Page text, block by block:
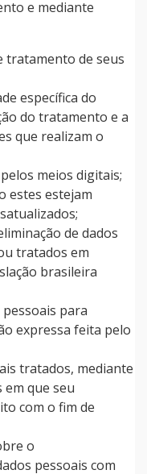
e mediante
tratamento de seus
específica do
do tratamento e a
que realizam o
meios digitais;
estes estejam
de dados
tratados em
brasileira
para
expressa feita pelo
tratados, mediante
em que seu
com o fim de
o
pessoais com